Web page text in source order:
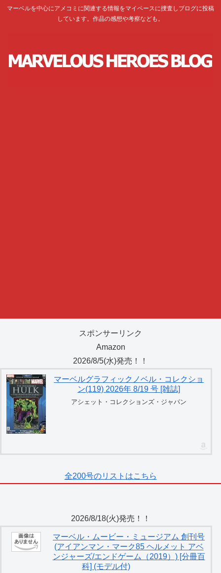
マーベルを中心にアメコミに関連する情報をマイペースに捜査しブログに投稿
しています。作品の感想や考察なども。
スポンサーリンク
Amazon
2026/8/5(水)発売！！
マーベルグラフィックノベル・コレクショ
ン(119) 2026年 8/19 号 [雑誌]
アシェット・コレクションズ・ジャパン
全200号のリストはこちら
2026/8/18(火)発売！！
マーベル・ムービー・ミュージアム 創刊号
(アイアンマン・マーク85 ヘルメット アベ
ンジャーズ/エンドゲーム（2019）) [分冊百
科] (モデル付)